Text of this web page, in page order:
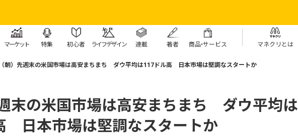
マーケット 特集 初心者 ライフデザイン 連載 著者 商品・サービス マネクリとは
（朝）先週末の米国市場は高安まちまち ダウ平均は117ドル高 日本市場は堅調なスタートか
週末の米国市場は高安まちまち ダウ平均は
日本市場は堅調なスタートか